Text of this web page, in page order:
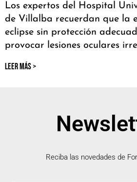
Los expertos del Hospital
de Villalba recuerdan que la
eclipse sin protección
provocar lesiones oculares
LEER MÁS >
Reciba las novedades de